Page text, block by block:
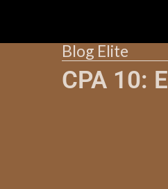
Blog Elite
CPA 10: